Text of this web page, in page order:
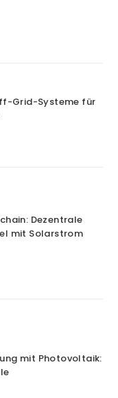
Grid-Systeme für
Dezentrale
mit Solarstrom
mit Photovoltaik: